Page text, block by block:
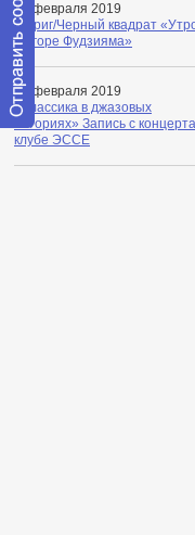
01 февраля 2019
Э.Григ/Черный квадрат
на горе Фудзияма»
01 февраля 2019
«Классика в джазовых
историях» Запись с
клубе ЭССЕ
Отправить
модератору